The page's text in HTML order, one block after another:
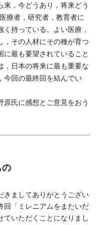
，今どうあり，将来どう
療者，研究者，教育者に
持っている。よい医療，
，その人材にその種が育つ
に最も要望されていること
，日本の将来に最も重要な
今回の最終回を結んでい
氏に感想とご意見をおう
の
ましてありがとうござい
回「ミレニアムをまたいだ
ていただくことになりまし